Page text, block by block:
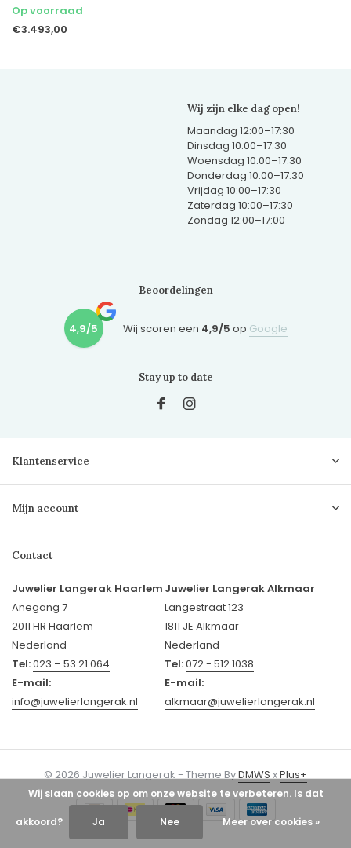
Op voorraad
€3.493,00
Wij zijn elke dag open!
Maandag 12:00–17:30
Dinsdag 10:00–17:30
Woensdag 10:00–17:30
Donderdag 10:00–17:30
Vrijdag 10:00–17:30
Zaterdag 10:00–17:30
Zondag 12:00–17:00
Beoordelingen
4,9/5 Wij scoren een 4,9/5 op Google
Stay up to date
Klantenservice
Mijn account
Contact
Juwelier Langerak Haarlem
Anegang 7
2011 HR Haarlem
Nederland
Tel:023 – 53 21 064
E-mail:
info@juwelierlangerak.nl
Juwelier Langerak Alkmaar
Langestraat 123
1811 JE Alkmaar
Nederland
Tel:072 - 512 1038
E-mail:
alkmaar@juwelierlangerak.nl
© 2026 Juwelier Langerak - Theme ByDMWSxPlus+
Wij slaan cookies op om onze website te verbeteren. Is dat
akkoord? Ja Nee Meer over cookies »